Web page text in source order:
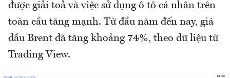
được giải toả và việc sử dụng ô tô cá nhân trên
toàn cầu tăng mạnh. Từ đầu năm đến nay, giá
dầu Brent đã tăng khoảng 74%, theo dữ liệu từ
Trading View.